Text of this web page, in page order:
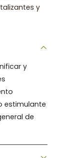
y
y
estimulante
de